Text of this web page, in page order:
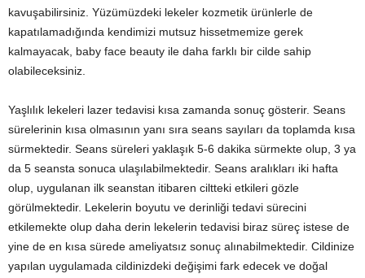
kavuşabilirsiniz. Yüzümüzdeki lekeler kozmetik ürünlerle de
kapatılamadığında kendimizi mutsuz hissetmemize gerek
kalmayacak, baby face beauty ile daha farklı bir cilde sahip
olabileceksiniz.
Yaşlılık lekeleri lazer tedavisi kısa zamanda sonuç gösterir. Seans
sürelerinin kısa olmasının yanı sıra seans sayıları da toplamda kısa
sürmektedir. Seans süreleri yaklaşık 5-6 dakika sürmekte olup, 3 ya
da 5 seansta sonuca ulaşılabilmektedir. Seans aralıkları iki hafta
olup, uygulanan ilk seanstan itibaren ciltteki etkileri gözle
görülmektedir. Lekelerin boyutu ve derinliği tedavi sürecini
etkilemekte olup daha derin lekelerin tedavisi biraz süreç istese de
yine de en kısa sürede ameliyatsız sonuç alınabilmektedir. Cildinize
yapılan uygulamada cildinizdeki değişimi fark edecek ve doğal